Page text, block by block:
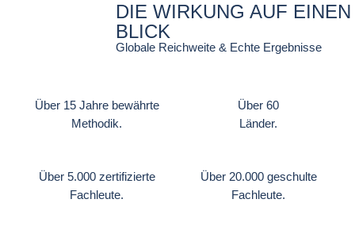
DIE WIRKUNG AUF EINEN
BLICK
Globale Reichweite & Echte Ergebnisse
Über 15 Jahre bewährte
Methodik.
Über 60
Länder.
Über 5.000 zertifizierte
Fachleute.
Über 20.000 geschulte
Fachleute.